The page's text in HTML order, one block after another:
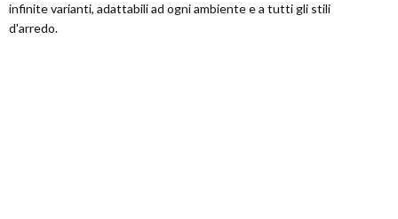
infinite varianti, adattabili ad ogni ambiente e a tutti gli stili
d'arredo.